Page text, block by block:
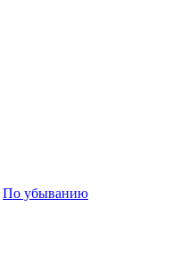
По убыванию